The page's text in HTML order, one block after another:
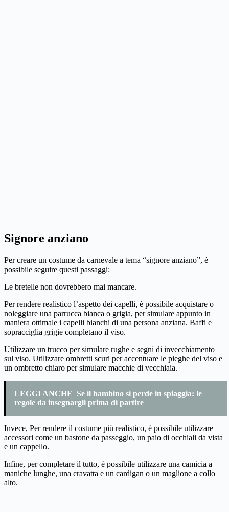
Signore anziano
Per creare un costume da carnevale a tema “signore anziano”, è
possibile seguire questi passaggi:
Le bretelle non dovrebbero mai mancare.
Per rendere realistico l’aspetto dei capelli, è possibile acquistare o
noleggiare una parrucca bianca o grigia, per simulare appunto in
maniera ottimale i capelli bianchi di una persona anziana. Baffi e
sopracciglia grigie completano il viso.
Utilizzare un trucco per simulare rughe e segni di invecchiamento
sul viso. Utilizzare ombretti scuri per accentuare le pieghe del viso e
un ombretto chiaro per simulare macchie di vecchiaia.
LEGGI ANCHE Se il bambino si perde in spiaggia: le
regole da insegnargli prima di partire
Invece, Per rendere il costume più realistico, è possibile utilizzare
accessori come un bastone da passeggio, un paio di occhiali da vista
e un cappello.
Infine, per completare il tutto, è possibile utilizzare una camicia a
maniche lunghe, una cravatta e un cardigan o un maglione a collo
alto.